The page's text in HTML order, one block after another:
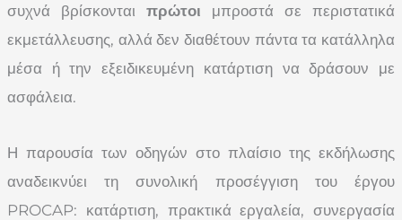
συχνά βρίσκονται πρώτοι μπροστά σε περιστατικά
εκμετάλλευσης, αλλά δεν διαθέτουν πάντα τα κατάλληλα
μέσα ή την εξειδικευμένη κατάρτιση να δράσουν με
ασφάλεια.
Η παρουσία των οδηγών στο πλαίσιο της εκδήλωσης
αναδεικνύει τη συνολική προσέγγιση του έργου
PROCAP: κατάρτιση, πρακτικά εργαλεία, συνεργασία